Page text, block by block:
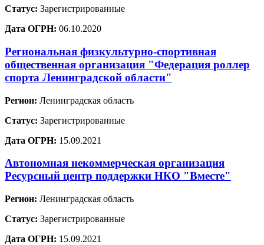
Статус: Зарегистрированные
Дата ОГРН: 06.10.2020
Региональная физкультурно-спортивная
общественная организация "Федерация роллер
спорта Ленинградской области"
Регион: Ленинградская область
Статус: Зарегистрированные
Дата ОГРН: 15.09.2021
Автономная некоммерческая организация
Ресурсный центр поддержки НКО "Вместе"
Регион: Ленинградская область
Статус: Зарегистрированные
Дата ОГРН: 15.09.2021